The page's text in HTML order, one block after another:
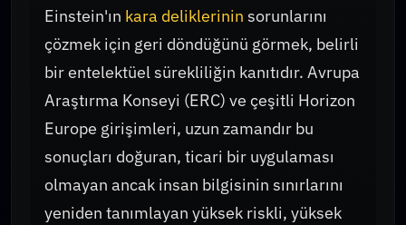
Einstein'ın kara deliklerinin sorunlarını
çözmek için geri döndüğünü görmek, belirli
bir entelektüel sürekliliğin kanıtıdır. Avrupa
Araştırma Konseyi (ERC) ve çeşitli Horizon
Europe girişimleri, uzun zamandır bu
sonuçları doğuran, ticari bir uygulaması
olmayan ancak insan bilgisinin sınırlarını
yeniden tanımlayan yüksek riskli, yüksek